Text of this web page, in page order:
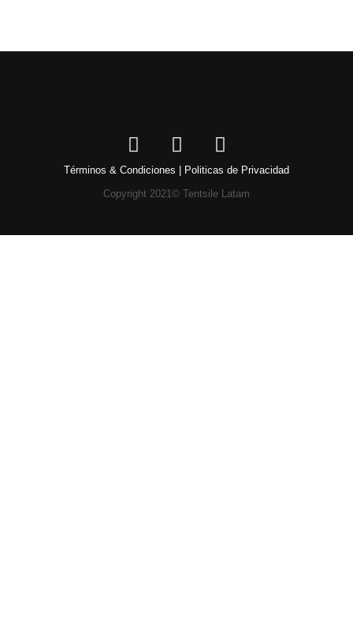
Términos & Condiciones | Politicas de Privacidad
Copyright 2021© Tentsile Latam